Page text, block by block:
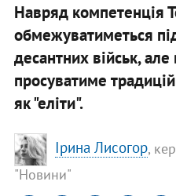
Навряд компетенція
обмежуватиметься
десантних військ,
просуватиме
як "еліти".
Ірина Лисогор,
"Новини"